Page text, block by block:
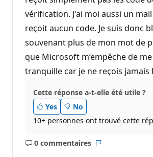
vérification. J'ai moi aussi un
reçoit aucun code. Je suis donc
souvenant plus de mon mot de
que Microsoft m’empêche de
tranquille car je ne reçois jamais
Cette réponse a-t-elle été utile ?
Yes
No
10+ personnes ont trouvé cette
0 commentaires
Aucun